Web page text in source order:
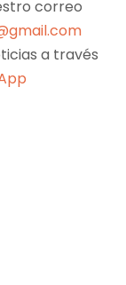
correo
a través